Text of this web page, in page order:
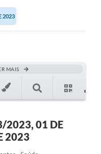
2023
MAIS
2023, 01 DE
2023